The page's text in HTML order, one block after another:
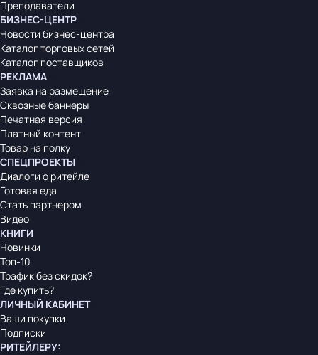
Преподаватели
БИЗНЕС-ЦЕНТР
Новости бизнес-центра
Каталог торговых сетей
Каталог поставщиков
РЕКЛАМА
Заявка на размещение
Сквозные баннеры
Печатная версия
Платный контент
Товар на полку
СПЕЦПРОЕКТЫ
Диалоги о ритейле
Готовая еда
Стать партнером
Видео
КНИГИ
Новинки
Топ-10
Трафик без скидок?
Где купить?
ЛИЧНЫЙ КАБИНЕТ
Ваши покупки
Подписки
РИТЕЙЛЕРУ: